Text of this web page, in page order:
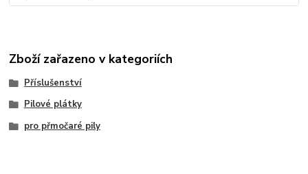
Zboží zařazeno v kategoriích
Příslušenství
Pilové plátky
pro přmočaré pily